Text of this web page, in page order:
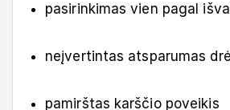
pasirinkimas vien pagal
neįvertintas atsparumas
pamirštas karščio poveikis